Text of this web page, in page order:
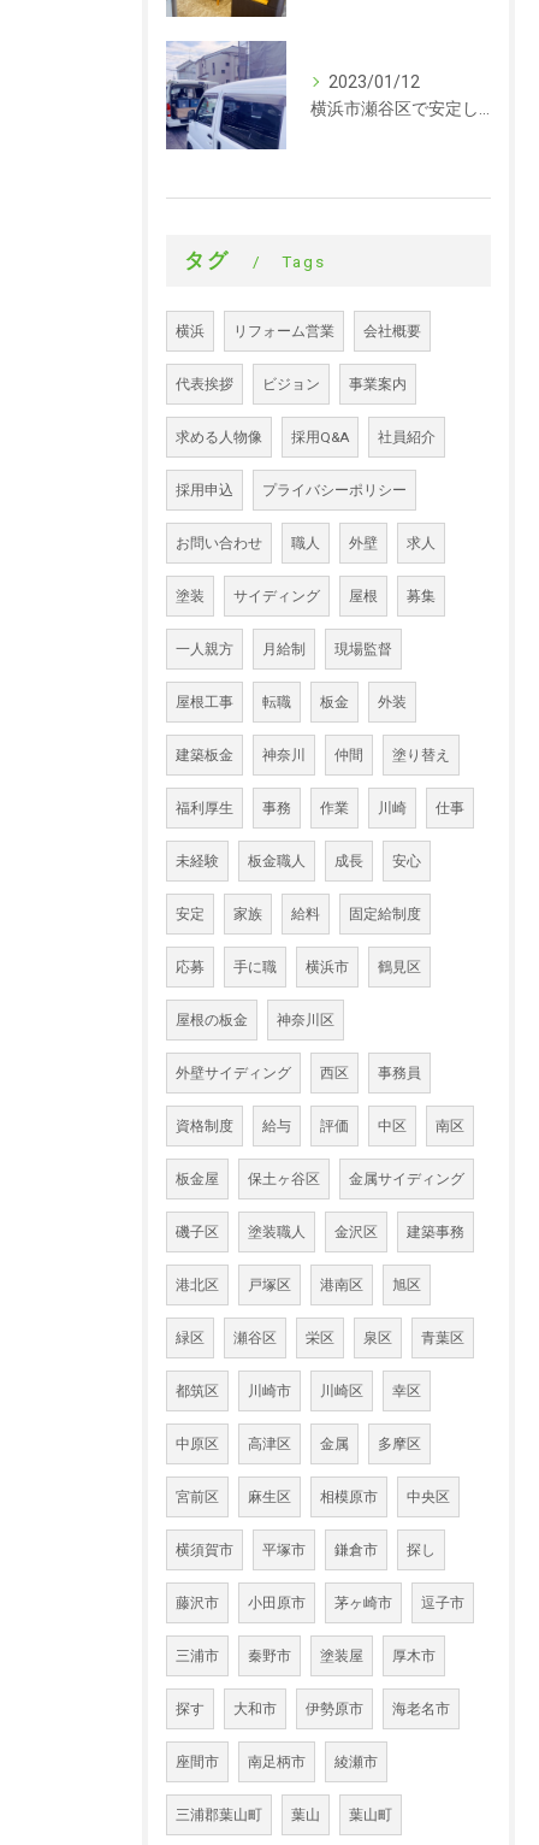
2023/01/12
タグ Tags
横浜 リフォーム営業 会社概要
代表挨拶 ビジョン 事業案内
求める人物像 採用Q&A 社員紹介
採用申込 プライバシーポリシー
お問い合わせ 職人 外壁 求人
塗装 サイディング 屋根 募集
一人親方 月給制 現場監督
屋根工事 転職 板金 外装
建築板金 神奈川 仲間 塗り替え
福利厚生 事務 作業 川崎 仕事
未経験 板金職人 成長 安心
安定 家族 給料 固定給制度
応募 手に職 横浜市 鶴見区
屋根の板金 神奈川区
外壁サイディング 西区 事務員
資格制度 給与 評価 中区 南区
板金屋 保土ヶ谷区 金属サイディング
磯子区 塗装職人 金沢区 建築事務
港北区 戸塚区 港南区 旭区
緑区 瀬谷区 栄区 泉区 青葉区
都筑区 川崎市 川崎区 幸区
中原区 高津区 金属 多摩区
宮前区 麻生区 相模原市 中央区
横須賀市 平塚市 鎌倉市 探し
藤沢市 小田原市 茅ヶ崎市 逗子市
三浦市 秦野市 塗装屋 厚木市
探す 大和市 伊勢原市 海老名市
座間市 南足柄市 綾瀬市
三浦郡葉山町 葉山 葉山町